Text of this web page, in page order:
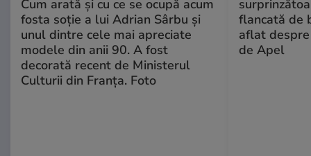
Cum arată și cu ce se ocupă acum
fosta soție a lui Adrian Sârbu și
unul dintre cele mai apreciate
modele din anii 90. A fost
decorată recent de Ministerul
Culturii din Franța. Foto
flancată de
aflat
de Apel